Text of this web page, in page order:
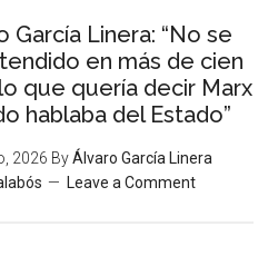
García Linera: “No se
en más de cien
que quería decir Marx
hablaba del Estado”
2026 ByÁlvaro García Linera
Leave a Comment